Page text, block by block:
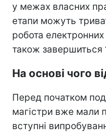
у межах власних
етапи можуть
робота електронних
також завершиться
На основі чого
Перед початком
магістри вже мали
вступні